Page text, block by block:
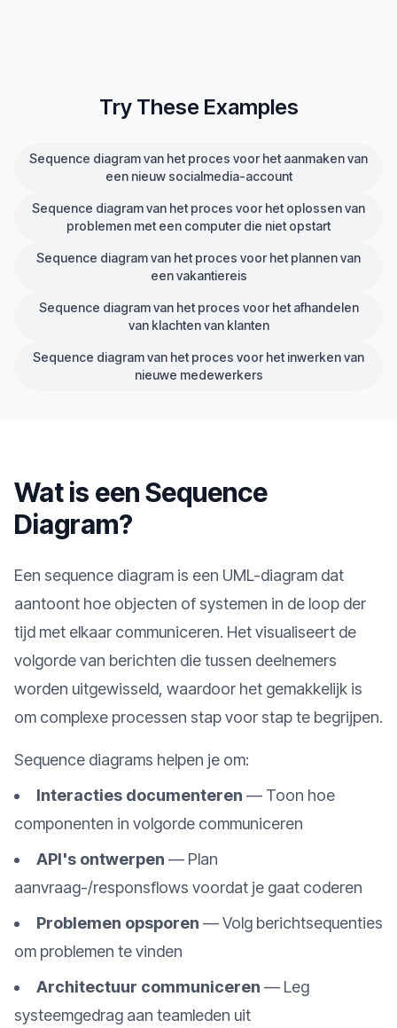
Try These Examples
Sequence diagram van het proces voor het aanmaken van
een nieuw socialmedia-account
Sequence diagram van het proces voor het oplossen van
problemen met een computer die niet opstart
Sequence diagram van het proces voor het plannen van
een vakantiereis
Sequence diagram van het proces voor het afhandelen
van klachten van klanten
Sequence diagram van het proces voor het inwerken van
nieuwe medewerkers
Wat is een Sequence
Diagram?
Een sequence diagram is een UML-diagram dat
aantoont hoe objecten of systemen in de loop der
tijd met elkaar communiceren. Het visualiseert de
volgorde van berichten die tussen deelnemers
worden uitgewisseld, waardoor het gemakkelijk is
om complexe processen stap voor stap te begrijpen.
Sequence diagrams helpen je om:
Interacties documenteren — Toon hoe
componenten in volgorde communiceren
API's ontwerpen — Plan
aanvraag-/responsflows voordat je gaat coderen
Problemen opsporen —Volg berichtsequenties
om problemen te vinden
Architectuur communiceren — Leg
systeemgedrag aan teamleden uit